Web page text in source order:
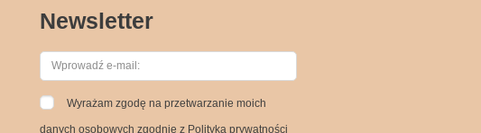
Newsletter
Wyrażam zgodę na przetwarzanie moich
danych osobowych zgodnie z Polityką prywatności